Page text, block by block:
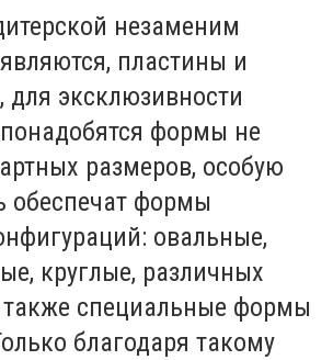
незаменим
пластины и
эксклюзивности
формы не
размеров, особую
обеспечат формы
овальные,
круглые, различных
специальные формы
благодаря такому